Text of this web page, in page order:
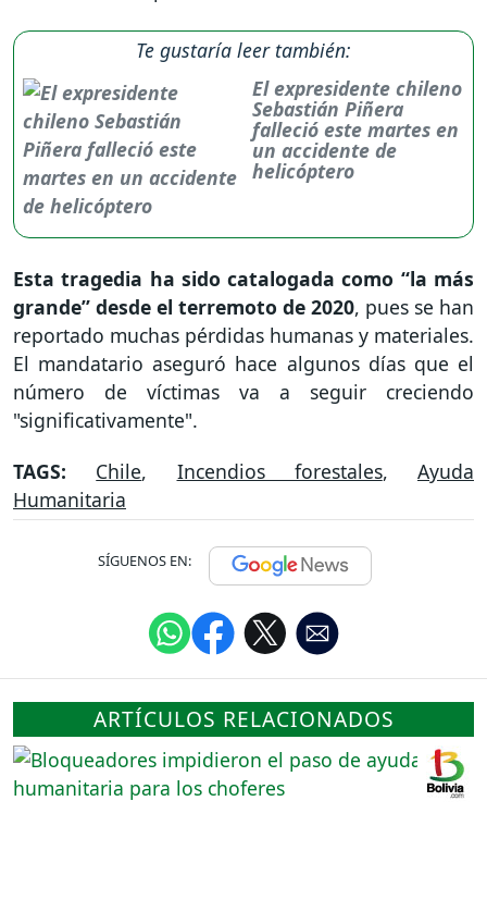
Te gustaría leer también:
El expresidente chileno
Sebastián Piñera
falleció este martes en
un accidente de
helicóptero
Esta tragedia ha sido catalogada como “la más
grande” desde el terremoto de 2020, pues se han
reportado muchas pérdidas humanas y materiales.
El mandatario aseguró hace algunos días que el
número de víctimas va a seguir creciendo
"significativamente".
TAGS: Chile, Incendios forestales, Ayuda
Humanitaria
SÍGUENOS EN:
ARTÍCULOS RELACIONADOS